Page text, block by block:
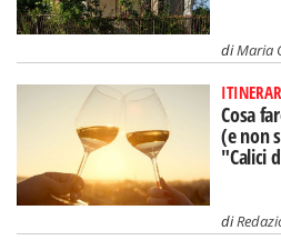
diMaria
Cosa
(e non
"Calici
di